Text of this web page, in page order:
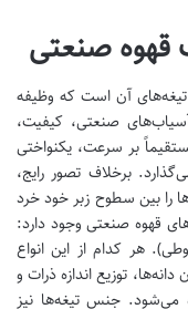
قهوه صنعتی
آن است که وظیفه
صنعتی، کیفیت،
بر سرعت، یکنواختی
برخلاف تصور رایج،
را بین سطوح زبر خود خرد
قهوه صنعتی وجود دارد:
هر کدام از این انواع
توزیع اندازه ذرات و
می‌شود. جنس تیغه‌ها نیز